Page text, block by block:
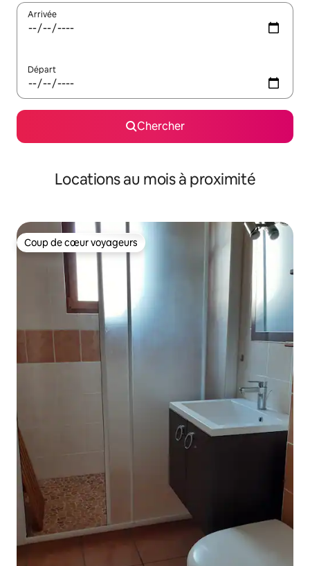
Arrivée
Départ
Chercher
Locations au mois à proximité
Coup de cœur voyageurs
Coup de cœur voyageurs